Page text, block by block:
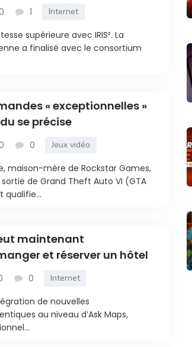
1 Internet
supérieure avec IRIS². La
a finalisé avec le consortium
« exceptionnelles »
se précise
0 Jeux vidéo
maison-mère de Rockstar Games,
de Grand Theft Auto VI (GTA
qualifie...
maintenant
et réserver un hôtel
0 Internet
de nouvelles
au niveau d’Ask Maps,